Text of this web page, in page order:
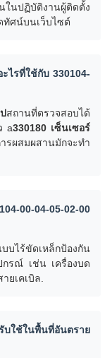
นปฏิบัติงานผู้ติดตั้ง
ทัศน์บนเว็บไซต์
ไรที่ใช้กับ 330104-
สถานที่ตรวจสอบได้
a330180 เซ็นเซอร์
รผสมผสานมักจะทํา
00-04-05-02-00
ไร้ขัดเหล็กป้องกัน
รณ์ เช่น เครื่องบด
ยเคเบิล.
บใช้ในพื้นที่อันตราย